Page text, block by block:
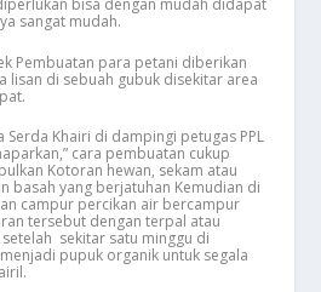
bisa dengan mudah didapat
sangat mudah.
Pembuatan para petani diberikan
lisan di sebuah gubuk disekitar area
Serda Khairi di dampingi petugas PPL
cara pembuatan cukup
Kotoran hewan, sekam atau
basah yang berjatuhan Kemudian di
campur percikan air bercampur
tersebut dengan terpal atau
sekitar satu minggu di
pupuk organik untuk segala